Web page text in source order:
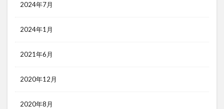
2024年7月
2024年1月
2021年6月
2020年12月
2020年8月